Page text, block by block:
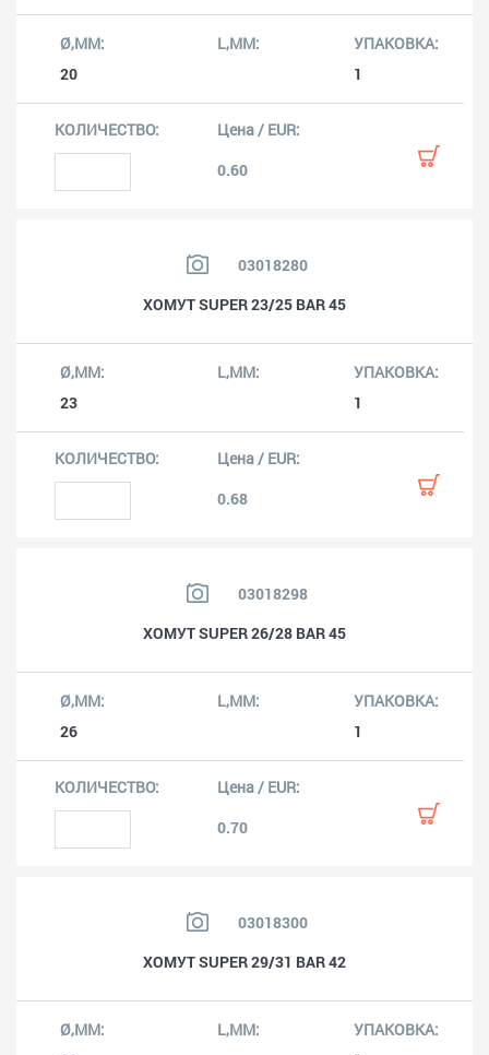
20 1
0.60
03018280
ХОМУТ SUPER 23/25 BAR 45
23 1
0.68
03018298
ХОМУТ SUPER 26/28 BAR 45
26 1
0.70
03018300
ХОМУТ SUPER 29/31 BAR 42